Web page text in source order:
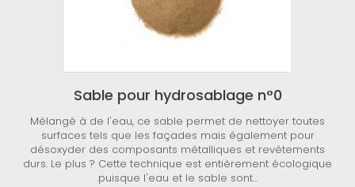
Sable pour hydrosablage n°0
Mélangé à de l'eau, ce sable permet de nettoyer toutes
surfaces tels que les façades mais également pour
désoxyder des composants métalliques et revêtements
durs. Le plus ? Cette technique est entièrement écologique
puisque l'eau et le sable sont...